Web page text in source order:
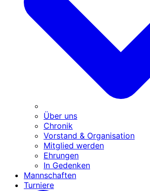
Über uns
Chronik
Vorstand & Organisation
Mitglied werden
Ehrungen
In Gedenken
Mannschaften
Turniere